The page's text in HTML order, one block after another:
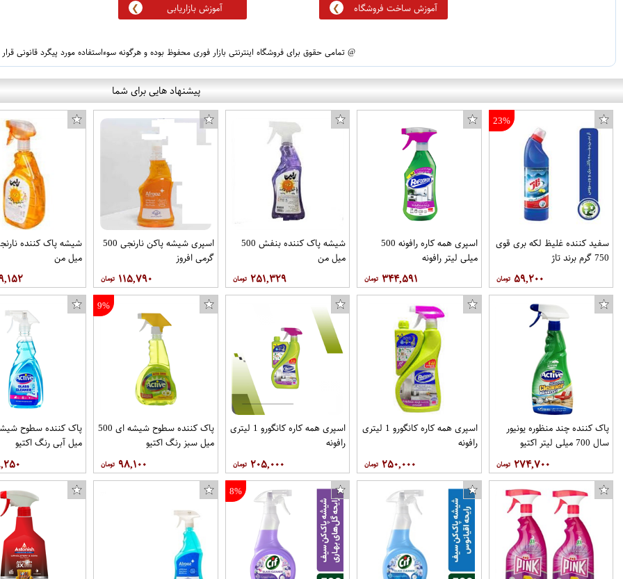
آموزش ساخت فروشگاه آموزش بازاریابی
@ تمامی حقوق برای فروشگاه اینترنتی بازار فوری محفوظ بوده و هرگونه سوءاستفاده مورد پیگرد قانونی
پیشنهاد هایی برای شما
23%
سفید کننده غلیظ لکه بری قوی
750 گرم برند تاژ
۵۹,۲۰۰
اسپری همه کاره رافونه 500
میلی لیتر رافونه
۳۴۴,۵۹۱
شیشه پاک کننده بنفش 500
میل من
۲۵۱,۳۲۹
اسپری شیشه پاکن نارنجی 500
گرمی افروز
۱۱۵,۷۹۰
میل من
پاک کننده چند منظوره یونیور
سال 700 میلی لیتر اکتیو
۲۷۴,۷۰۰
اسپری همه کاره کانگورو 1 لیتری
رافونه
۲۵۰,۰۰۰
اسپری همه کاره کانگورو 1 لیتری
رافونه
۲۰۵,۰۰۰
9%
پاک کننده سطوح شیشه ای 500
میل سبز رنگ اکتیو
۹۸,۱۰۰
میل آبی رنگ اکتیو
8%